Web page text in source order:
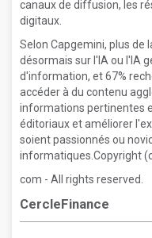
canaux de diffusion, les
digitaux.
Selon Capgemini, plus de
désormais sur l'IA ou l'IA
d'information, et 67%
accéder à du contenu
informations pertinentes
éditoriaux et améliorer
soient passionnés ou
informatiques.Copyright
com - All rights reserved.
CercleFinance